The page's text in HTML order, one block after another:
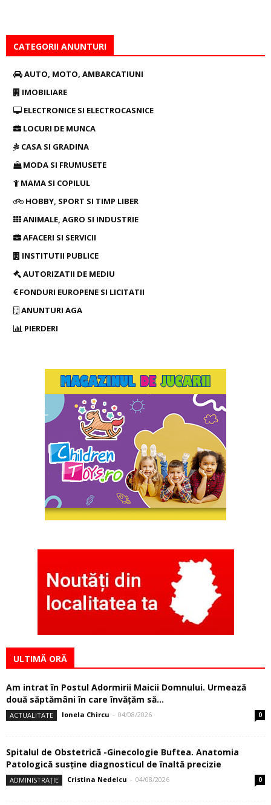
CATEGORII ANUNTURI
AUTO, MOTO, AMBARCATIUNI
IMOBILIARE
ELECTRONICE SI ELECTROCASNICE
LOCURI DE MUNCA
CASA SI GRADINA
MODA SI FRUMUSETE
MAMA SI COPILUL
HOBBY, SPORT SI TIMP LIBER
ANIMALE, AGRO SI INDUSTRIE
AFACERI SI SERVICII
INSTITUTII PUBLICE
AUTORIZATII DE MEDIU
FONDURI EUROPENE SI LICITATII
ANUNTURI AGA
PIERDERI
ULTIMĂ ORĂ
Am intrat în Postul Adormirii Maicii Domnului. Urmează
două săptămâni în care învăţăm să...
ACTUALITATE Ionela Chircu - 04/08/2026 0
Spitalul de Obstetrică -Ginecologie Buftea. Anatomia
Patologică susţine diagnosticul de înaltă precizie
ADMINISTRAȚIE Cristina Nedelcu - 04/08/2026 0